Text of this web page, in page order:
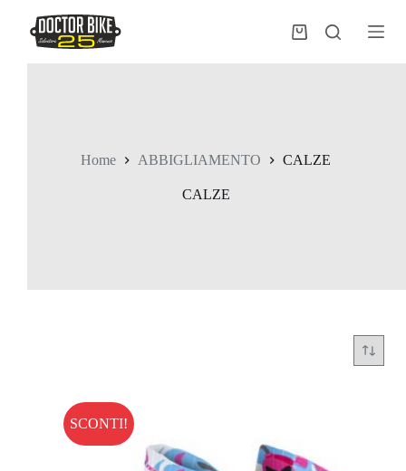
al
contenuto
Carrello
Home ABBIGLIAMENTO CALZE
CALZE
SCONTI!